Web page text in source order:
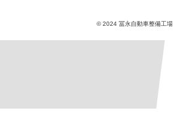
© 2024 冨永自動車整備工場